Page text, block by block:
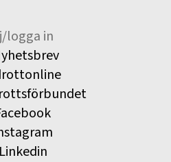
logga in
Linkedin